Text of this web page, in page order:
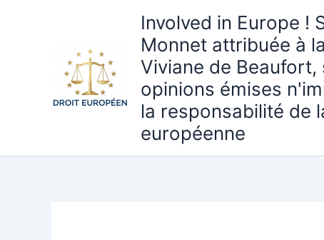
Involved in Europe !
Monnet attribuée à
Viviane de Beaufort,
opinions émises
la responsabilité de
européenne